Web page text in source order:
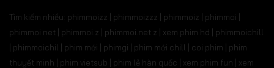
Tìm kiếm nhiều: phimmoizz | phimmoizzz | phimmoiz | phimmoi |
phimmoi net | phimmoi.z | phimmoi.net z | xem phim hd | phimmoichill
| phimmoichil | phim mới | phimgi | phim mới chill | coi phim | phim
thuyết minh | phim vietsub | phim lẻ hàn quốc | xem phim fun | xem